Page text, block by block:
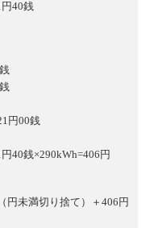
40銭
円00銭
40銭×290kWh=406円
円未満切り捨て）＋406円